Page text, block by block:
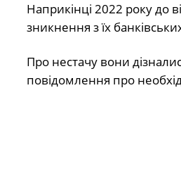
Наприкінці 2022 року до
зникнення з їх
Про нестачу вони
повідомлення про